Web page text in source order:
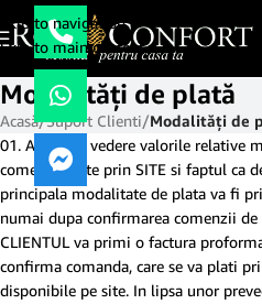
Skip to navigation
Skip to main content
Modalităţi de plată
Acasă/Suport Clienti/Modalităţi de
01. Avand in vedere valorile relative
comercializate prin SITE si faptul ca
principala modalitate de plata va fi
numai dupa confirmarea comenzii
CLIENTUL va primi o factura
confirma comanda, care se va plati
disponibile pe site. In lipsa unor